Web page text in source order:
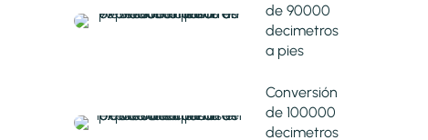
de 90000
decimetros
a pies
Conversión
de 100000
decimetros